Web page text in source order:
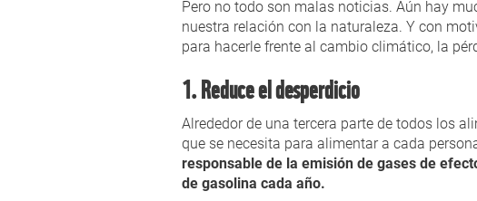
Pero no todo son malas noticias. Aún hay
nuestra relación con la naturaleza. Y con
para hacerle frente al cambio climático, la
1. Reduce el desperdicio
Alrededor de una tercera parte de todos los
que se necesita para alimentar a cada
responsable de la emisión de gases de
de gasolina cada año.